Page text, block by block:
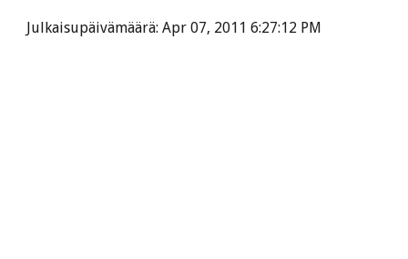
Julkaisupäivämäärä: Apr 07, 2011 6:27:12 PM